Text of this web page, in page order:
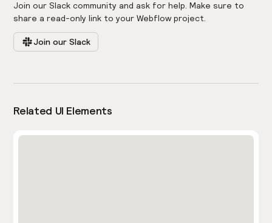
Join our Slack community and ask for help. Make sure to
share a read-only link to your Webflow project.
Join our Slack
Related UI Elements